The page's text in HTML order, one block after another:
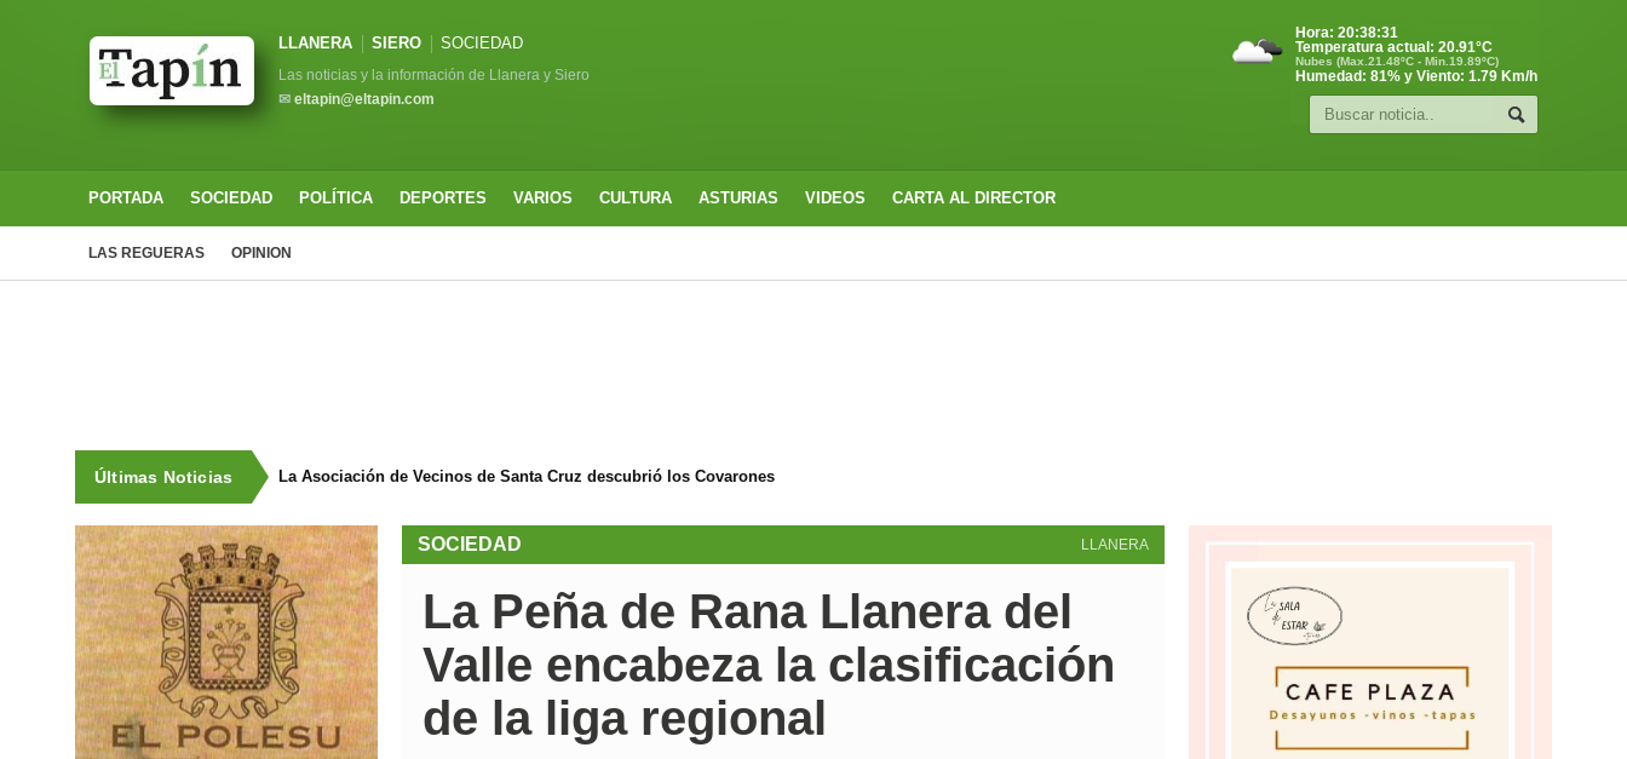
LLANERA SIERO SOCIEDAD
Las noticias y la información de Llanera y Siero
✉ eltapin@eltapin.com
Hora: 20:38:32
Temperatura actual: 20.91°C
Nubes (Max.21.48ºC - Min.19.89ºC)
Humedad: 81% y Viento: 1.79 Km/h
PORTADA SOCIEDAD POLÍTICA DEPORTES VARIOS CULTURA ASTURIAS VIDEOS CARTA AL DIRECTOR
LAS REGUERAS OPINION
Últimas Noticias La Vega y Ferroñes presentan una completa programación para sus fiestas
LLANERA
SOCIEDAD
La Peña de Rana Llanera del
Valle encabeza la clasificación
de la liga regional